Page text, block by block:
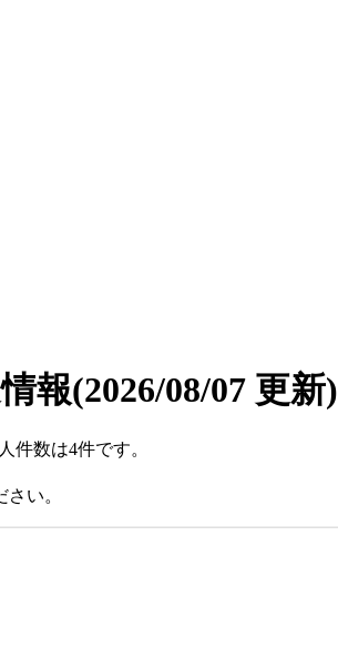
報(2026/08/07 更新)
件数は4件です。
い。